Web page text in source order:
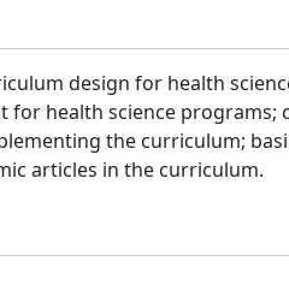
design for health
for health science
the curriculum;
articles in the curriculum.